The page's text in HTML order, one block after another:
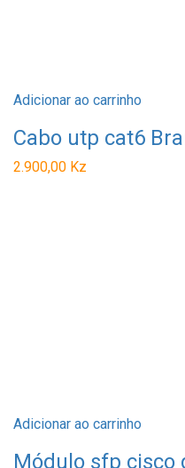
Adicionar ao carrinho
Cabo utp cat6
2.900,00 Kz
Adicionar ao carrinho
Módulo sfp cisco